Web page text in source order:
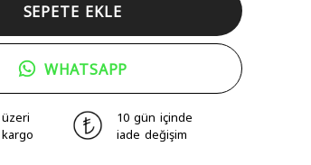
SEPETE EKLE
WHATSAPP
üzeri
10 gün içinde
iade değişim